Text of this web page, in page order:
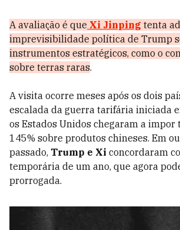
A avaliação é que Xi Jinping tenta
imprevisibilidade política de Trump
instrumentos estratégicos, como o
sobre terras raras.
A visita ocorre meses após os dois
escalada da guerra tarifária iniciada
os Estados Unidos chegaram a impor
145% sobre produtos chineses. Em
passado, Trump e Xi concordaram
temporária de um ano, que agora
prorrogada.